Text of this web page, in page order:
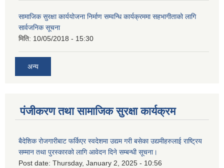
सामाजिक सुरक्षा कार्ययोजना निर्माण सम्वन्धि कार्यक्रममा सहभागीताको लागि
सार्वजनिक सूचना
मिति: 10/05/2018 - 15:30
अन्य
पंजीकरण तथा सामाजिक सुरक्षा कार्यक्रम
बैदेशिक रोजगारीबाट फर्किएर स्वदेशमा उद्यम गरी बसेका उद्यमीहरुलाई राष्‍ट्रिय
सम्मान तथा पुरस्कारको लागि आवेदन दिने सम्बन्धी सूचना।
Post date: Thursday, January 2, 2025 - 10:56